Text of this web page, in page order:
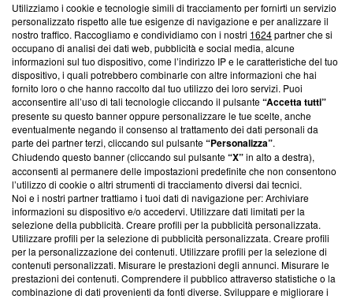
Questa sezione offre informazioni trasparenti su Blasting
News, sui nostri processi editoriali e su come ci impegniamo a
creare news di qualità. Inoltre, afferma la nostra aderenza a
‘Trust Project - News with Integrity’Blasting News non è
ancora membro del programma, ma ha richiesto di farne
parte; Trust Project non ha ancora effettuato una verifica di
conformità agli standard.
Su di noi
Team editoriale
Corporate
Redazione
Informativa Privacy
Cookie Policy
Utilizziamo i cookie e tecnologie simili di tracciamento per fornirti un servizio
personalizzato rispetto alle tue esigenze di navigazione e per analizzare il
nostro traffico. Raccogliamo e condividiamo con i nostri 1624partner che si
occupano di analisi dei dati web, pubblicità e social media, alcune
informazioni sul tuo dispositivo, come l’indirizzo IP e le caratteristiche del tuo
dispositivo, i quali potrebbero combinarle con altre informazioni che hai
fornito loro o che hanno raccolto dal tuo utilizzo dei loro servizi. Puoi
acconsentire all’uso di tali tecnologie cliccando il pulsante“Accetta tutti”
presente su questo banner oppure personalizzare le tue scelte, anche
eventualmente negando il consenso al trattamento dei dati personali da
parte dei partner terzi, cliccando sul pulsante“Personalizza”.
Chiudendo questo banner (cliccando sul pulsante“X”in alto a destra),
acconsenti al permanere delle impostazioni predefinite che non consentono
l’utilizzo di cookie o altri strumenti di tracciamento diversi dai tecnici.
Noi e i nostri partner trattiamo i tuoi dati di navigazione per: Archiviare
informazioni su dispositivo e/o accedervi. Utilizzare dati limitati per la
selezione della pubblicità. Creare profili per la pubblicità personalizzata.
Utilizzare profili per la selezione di pubblicità personalizzata. Creare profili
per la personalizzazione dei contenuti. Utilizzare profili per la selezione di
contenuti personalizzati. Misurare le prestazioni degli annunci. Misurare le
prestazioni dei contenuti. Comprendere il pubblico attraverso statistiche o la
combinazione di dati provenienti da fonti diverse. Sviluppare e migliorare i